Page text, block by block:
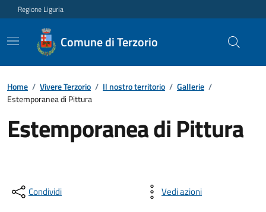
Regione Liguria
Comune di Terzorio
Home / Vivere Terzorio / Il nostro territorio / Gallerie /
Estemporanea di Pittura
Estemporanea di Pittura
Condividi Vedi azioni